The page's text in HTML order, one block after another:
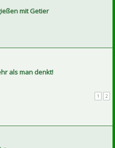
mit Getier
als man denkt!
1 2